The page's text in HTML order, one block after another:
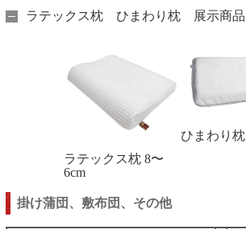
ラテックス枕 ひまわり枕 展示商品
ラテックス枕 8〜
6cm
ひまわり枕
掛け蒲団 、 敷布団、その他